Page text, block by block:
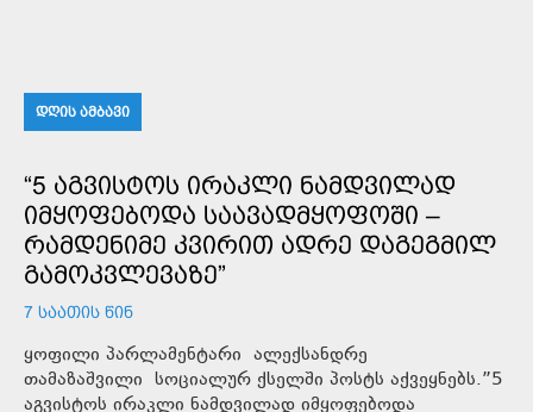
ᲓᲦᲘᲡ ᲐᲛᲑᲐᲕᲘ
“5 ᲐᲒᲕᲘᲡᲢᲝᲡ ᲘᲠᲐᲙᲚᲘ ᲜᲐᲛᲓᲕᲘᲚᲐᲓ
ᲘᲛᲧᲝᲤᲔᲑᲝᲓᲐ ᲡᲐᲐᲕᲐᲓᲛᲧᲝᲤᲝᲨᲘ –
ᲠᲐᲛᲓᲔᲜᲘᲛᲔ ᲙᲕᲘᲠᲘᲗ ᲐᲓᲠᲔ ᲓᲐᲒᲔᲒᲛᲘᲚ
ᲒᲐᲛᲝᲙᲕᲚᲔᲕᲐᲖᲔ”
7 ᲡᲐᲐᲗᲘᲡ ᲬᲘᲜ
ყოფილი პარლამენტარი ალექსანდრე
თამაზაშვილი სოციალურ ქსელში პოსტს აქვეყნებს.”5
აგვისტოს ირაკლი ნამდვილად იმყოფებოდა